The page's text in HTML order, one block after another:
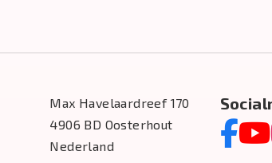
Max Havelaardreef 170
4906 BD Oosterhout
Nederland